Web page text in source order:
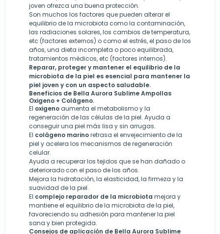
joven ofrezca una buena protección.
Son muchos los factores que pueden alterar el
equilibrio de la microbiota como la contaminación,
las radiaciones solares, los cambios de temperatura,
etc (factores externos) o como el estrés, el paso de los
años, una dieta incompleta o poco equilibrada,
tratamientos médicos, etc (factores internos).
Reparar, proteger y mantener el equilibrio de la
microbiota de la piel es esencial para mantener la
piel joven y con un aspecto saludable.
Beneficios de Bella Aurora Sublime Ampollas
Oxigeno + Colágeno.
El oxigeno aumenta el metabolismo y la
regeneración de las células de la piel. Ayuda a
conseguir una piel más lisa y sin arrugas.
El colágeno marinoretrasa el envejecimiento de la
piel y acelera los mecanismos de regeneración
celular.
Ayuda a recuperar los tejidos que se han dañado o
deteriorado con el paso de los años.
Mejora la hidratación, la elasticidad, la firmeza y la
suavidad de la piel.
El complejo reparador de la microbiota mejora y
mantiene el equilibrio de la microbiota de la piel,
favoreciendo su adhesión para mantener la piel
sana y bien protegida.
Consejos de aplicación de Bella Aurora Sublime